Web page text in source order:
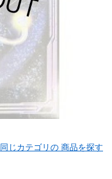
同じカテゴリの 商品を探す